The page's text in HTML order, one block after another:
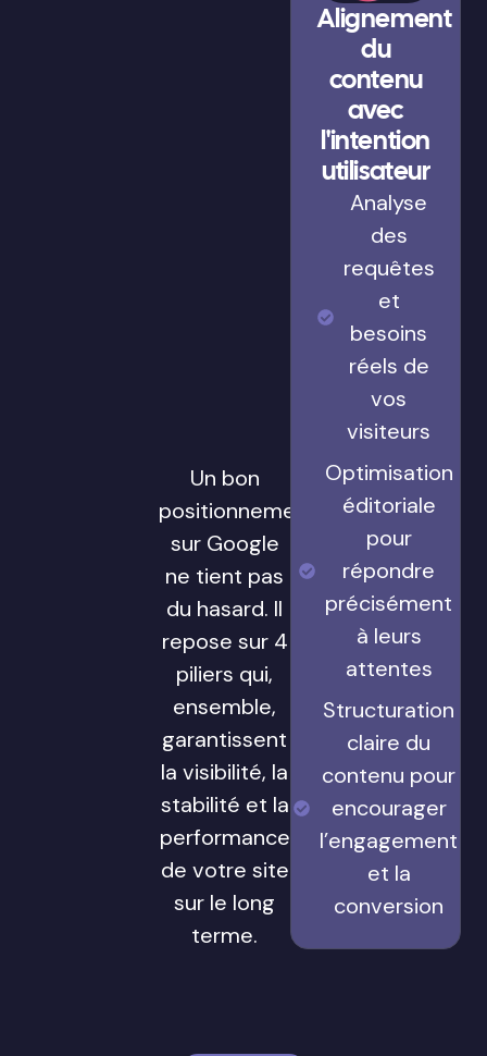
Un bon
positionnement
sur Google
ne tient pas
du hasard. Il
repose sur 4
piliers qui,
ensemble,
garantissent
la visibilité, la
stabilité et la
performance
de votre site
sur le long
terme.
Alignement
du
contenu
avec
l'intention
utilisateur
Analyse
des
requêtes
et
besoins
réels de
vos
visiteurs
Optimisation
éditoriale
pour
répondre
précisément
à leurs
attentes
Structuration
claire du
contenu pour
encourager
l’engagement
et la
conversion